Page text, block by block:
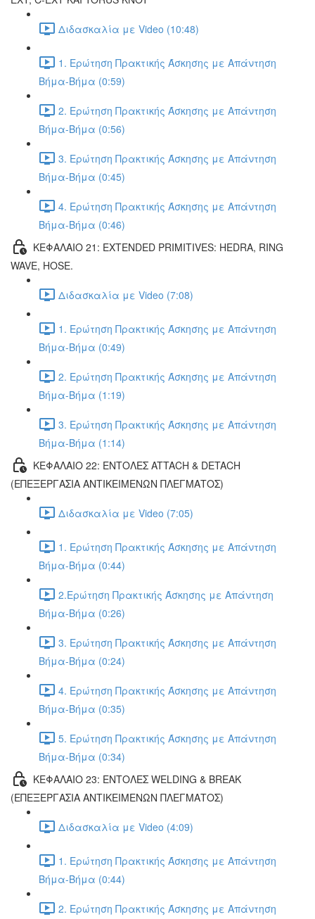
Διδασκαλία με Video (10:48)
1. Ερώτηση Πρακτικής Άσκησης με Απάντηση
Βήμα-Βήμα (0:59)
2. Ερώτηση Πρακτικής Άσκησης με Απάντηση
Βήμα-Βήμα (0:56)
3. Ερώτηση Πρακτικής Άσκησης με Απάντηση
Βήμα-Βήμα (0:45)
4. Ερώτηση Πρακτικής Άσκησης με Απάντηση
Βήμα-Βήμα (0:46)
ΚΕΦΑΛΑΙΟ 21: EXTENDED PRIMITIVES: HEDRA, RING
WAVE, HOSE.
Διδασκαλία με Video (7:08)
1. Ερώτηση Πρακτικής Άσκησης με Απάντηση
Βήμα-Βήμα (0:49)
2. Ερώτηση Πρακτικής Άσκησης με Απάντηση
Βήμα-Βήμα (1:19)
3. Ερώτηση Πρακτικής Άσκησης με Απάντηση
Βήμα-Βήμα (1:14)
ΚΕΦΑΛΑΙΟ 22: ΕΝΤΟΛΕΣ ATTACH & DETACH
(ΕΠΕΞΕΡΓΑΣΙΑ ΑΝΤΙΚΕΙΜΕΝΩΝ ΠΛΕΓΜΑΤΟΣ)
Διδασκαλία με Video (7:05)
1. Ερώτηση Πρακτικής Άσκησης με Απάντηση
Βήμα-Βήμα (0:44)
2.Ερώτηση Πρακτικής Άσκησης με Απάντηση
Βήμα-Βήμα (0:26)
3. Ερώτηση Πρακτικής Άσκησης με Απάντηση
Βήμα-Βήμα (0:24)
4. Ερώτηση Πρακτικής Άσκησης με Απάντηση
Βήμα-Βήμα (0:35)
5. Ερώτηση Πρακτικής Άσκησης με Απάντηση
Βήμα-Βήμα (0:34)
ΚΕΦΑΛΑΙΟ 23: ΕΝΤΟΛΕΣ WELDING & BREAK
(ΕΠΕΞΕΡΓΑΣΙΑ ΑΝΤΙΚΕΙΜΕΝΩΝ ΠΛΕΓΜΑΤΟΣ)
Διδασκαλία με Video (4:09)
1. Ερώτηση Πρακτικής Άσκησης με Απάντηση
Βήμα-Βήμα (0:44)
2. Ερώτηση Πρακτικής Άσκησης με Απάντηση